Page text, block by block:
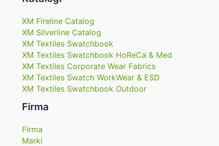
XM Fireline Catalog
XM Silverline Catalog
XM Textiles Swatchbook
XM Textiles Swatchbook HoReCa & Med
XM Textiles Corporate Wear Fabrics
XM Textiles Swatch WorkWear & ESD
XM Textiles Swatchbook Outdoor
Firma
Firma
Marki